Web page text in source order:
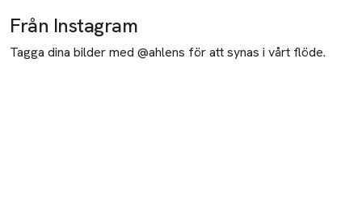
Från Instagram
Tagga dina bilder med @ahlens för att synas i vårt flöde.